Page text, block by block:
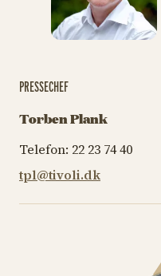
PRESSECHEF
Torben Plank
Telefon: 22 23 74 40
tpl@tivoli.dk